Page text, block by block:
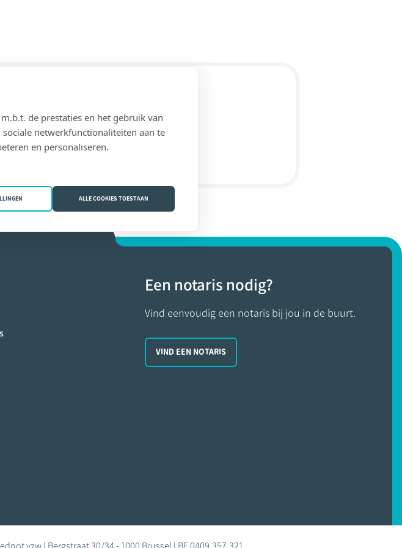
associés(6953 Nassogne (Forrières))
Een notaris nodig?
Vind eenvoudig een notaris bij jou in de buurt.
VIND EEN NOTARIS
de prestaties en het gebruik van
netwerkfunctionaliteiten aan te
en personaliseren.
ALLE COOKIES TOESTAAN